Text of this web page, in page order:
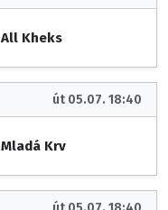
All Kheks
út 05.07. 18:40
Mladá Krv